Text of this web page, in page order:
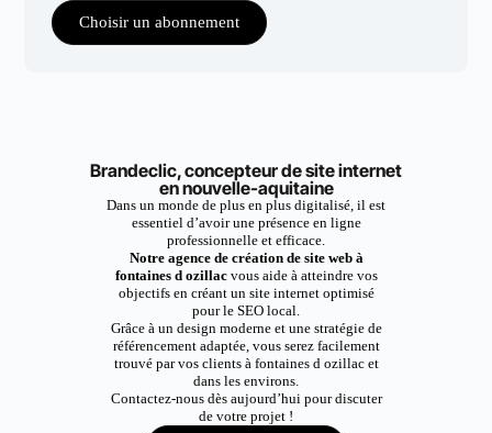
Choisir un abonnement
Brandeclic, concepteur de site internet
en nouvelle-aquitaine
Dans un monde de plus en plus digitalisé, il est
essentiel d’avoir une présence en ligne
professionnelle et efficace.
Notre agence de création de site web à
fontaines d ozillacvous aide à atteindre vos
objectifs en créant un site internet optimisé
pour le SEO local.
Grâce à un design moderne et une stratégie de
référencement adaptée, vous serez facilement
trouvé par vos clients à fontaines d ozillac et
dans les environs.
Contactez-nous dès aujourd’hui pour discuter
de votre projet !